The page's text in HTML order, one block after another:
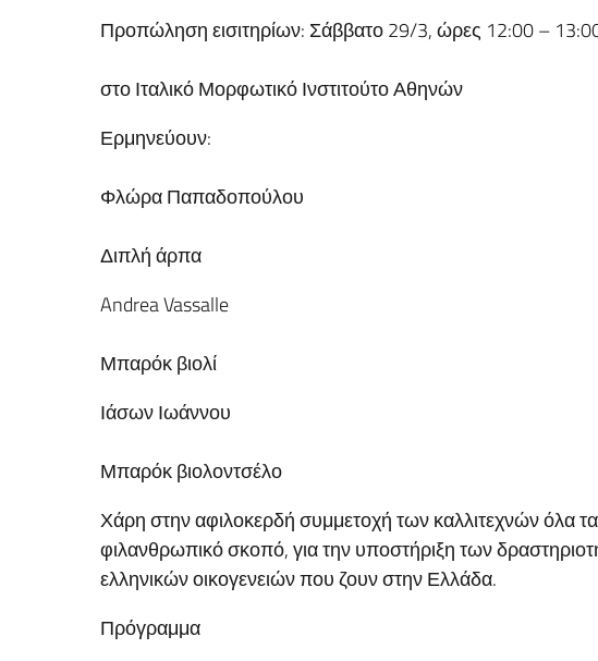
Προπώληση εισιτηρίων: Σάββατο 29/3, ώρες 12:00 –
στο Ιταλικό Μορφωτικό Ινστιτούτο Αθηνών
Ερμηνεύουν:
Φλώρα Παπαδοπούλου
Διπλή άρπα
Andrea Vassalle
Μπαρόκ βιολί
Ιάσων Ιωάννου
Μπαρόκ βιολοντσέλο
Χάρη στην αφιλοκερδή συμμετοχή των καλλιτεχνών όλα
φιλανθρωπικό σκοπό, για την υποστήριξη των
ελληνικών οικογενειών που ζουν στην Ελλάδα.
Πρόγραμμα